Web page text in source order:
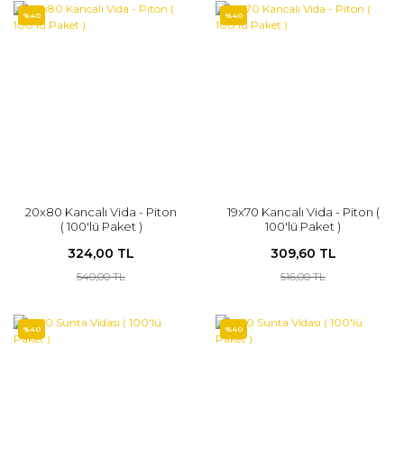
%40
20x80 Kancalı Vida - Piton
( 100'lü Paket )
324,00 TL
540,00 TL
%40
19x70 Kancalı Vida - Piton (
100'lü Paket )
309,60 TL
516,00 TL
%40 %40